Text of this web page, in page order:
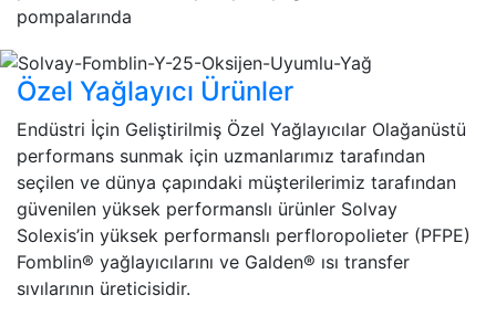
pompalarında
Özel Yağlayıcı Ürünler
Endüstri İçin Geliştirilmiş Özel Yağlayıcılar Olağanüstü
performans sunmak için uzmanlarımız tarafından
seçilen ve dünya çapındaki müşterilerimiz tarafından
güvenilen yüksek performanslı ürünler Solvay
Solexis’in yüksek performanslı perfloropolieter (PFPE)
Fomblin® yağlayıcılarını ve Galden® ısı transfer
sıvılarının üreticisidir.